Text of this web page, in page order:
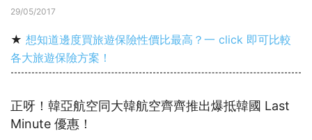
29/05/2017
★ 想知道邊度買旅遊保險性價比最高？一 click 即可比較
各大旅遊保險方案！
正呀！韓亞航空同大韓航空齊齊推出爆抵韓國 Last
Minute 優惠！